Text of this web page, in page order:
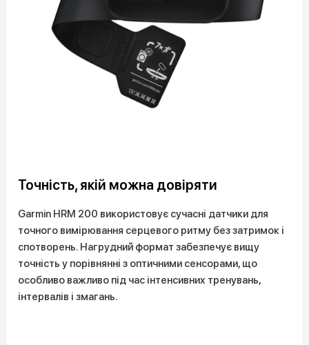
Точність, якій можна довіряти
Garmin HRM 200 використовує сучасні датчики для
точного вимірювання серцевого ритму без затримок і
спотворень. Нагрудний формат забезпечує вищу
точність у порівнянні з оптичними сенсорами, що
особливо важливо під час інтенсивних тренувань,
інтервалів і змагань.